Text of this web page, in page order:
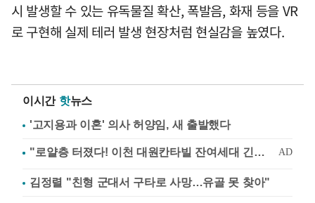
시 발생할 수 있는 유독물질 확산, 폭발음, 화재 등을 VR
로 구현해 실제 테러 발생 현장처럼 현실감을 높였다.
이시간 핫뉴스
'고지용과 이혼' 의사 허양임, 새 출발했다
김정렬 "친형 군대서 구타로 사망…유골 못 찾아"